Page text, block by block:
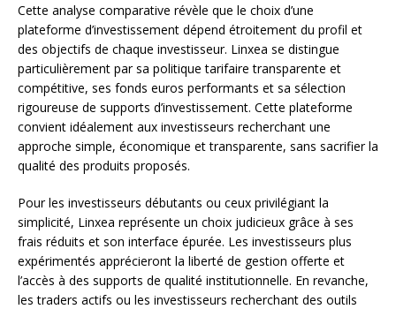
Cette analyse comparative révèle que le choix d’une
plateforme d’investissement dépend étroitement du profil et
des objectifs de chaque investisseur. Linxea se distingue
particulièrement par sa politique tarifaire transparente et
compétitive, ses fonds euros performants et sa sélection
rigoureuse de supports d’investissement. Cette plateforme
convient idéalement aux investisseurs recherchant une
approche simple, économique et transparente, sans sacrifier la
qualité des produits proposés.
Pour les investisseurs débutants ou ceux privilégiant la
simplicité, Linxea représente un choix judicieux grâce à ses
frais réduits et son interface épurée. Les investisseurs plus
expérimentés apprécieront la liberté de gestion offerte et
l’accès à des supports de qualité institutionnelle. En revanche,
les traders actifs ou les investisseurs recherchant des outils